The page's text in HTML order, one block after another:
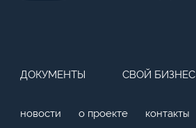
ДОКУМЕНТЫ СВОЙ БИЗНЕС
новости о проекте контакты